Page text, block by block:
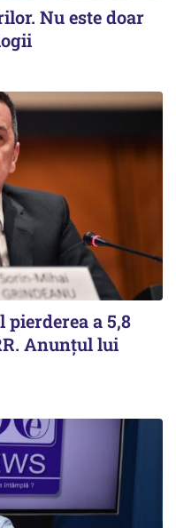
Nu este doar
a 5,8
Anunțul lui